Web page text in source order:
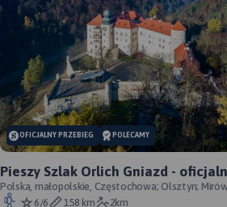
MAPA TURYSTYCZNA W
APLIKACJI TRASEO
Szlak Orlich Gniazd to
MAPA
APLIKACJI
OFICJALNY PRZEBIEG POLECAMY
Pieszy Szlak Orlich Gniazd -
przebieg szlaku
Polska, małopolskie, Częstochowa; Olsztyn;
Morsko; Ogrodzieniec; Pilica; Smoleń; By
6/6 158 km 2km